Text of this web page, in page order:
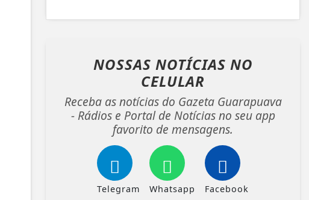
NOSSAS NOTÍCIAS NO
CELULAR
Receba as notícias do Gazeta Guarapuava
- Rádios e Portal de Notícias no seu app
favorito de mensagens.
Telegram Whatsapp Facebook